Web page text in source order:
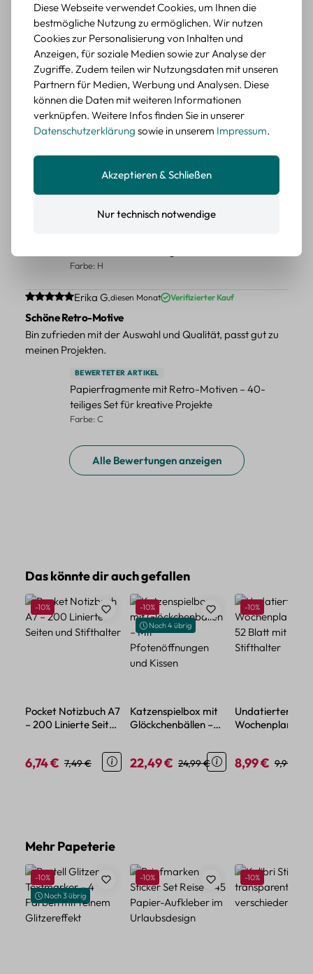
Schöne Motive
Die Sticker passen gut zu meinen Büchern, würde sie
wieder kaufen.
BEWERTETER ARTIKEL
Retro Blumen Sticker Set – 45 Stück mit 15
verschiedene Motive
Farbe: F
Schöne Deko-Teile für meine Bücher, es passt zu meinem
Stiel.
BEWERTETER ARTIKEL
Farbe: H
Durchschnittliche Bewertung von 5 von 5 Sternen
Erika G.diesen Monat Verifizierter Kauf
Schöne Retro-Motive
Bin zufrieden mit der Auswahl und Qualität, passt gut zu
meinen Projekten.
BEWERTETER ARTIKEL
Papierfragmente mit Retro-Motiven – 40-
teiliges Set für kreative Projekte
Farbe: C
Alle Bewertungen anzeigen
Produktgalerie überspringen
Das könnte dir auch gefallen
Rabatt
-10%
Pocket Notizbuch A7
– 200 Linierte Seiten
Verkaufspreis:
6,74 € Regulärer Preis:
7,49 €
Rabatt
-10%
Noch 4 übrig
Katzenspielbox mit
Glöckchenbällen –
Verkaufspreis:
22,49 € Regulärer Preis:
24,99 €
Rabatt
-10%
Undatierter
Wochenplaner
Verkaufspreis:
8,99 € 9,99 €
Produktgalerie überspringen
Mehr Papeterie
Rabatt
-10%
Noch 3 übrig
Rabatt
-10% Rabatt
-10%
Diese Webseite verwendet Cookies, um Ihnen die
bestmögliche Nutzung zu ermöglichen. Wir nutzen
Cookies zur Personalisierung von Inhalten und
Anzeigen, für soziale Medien sowie zur Analyse der
Zugriffe. Zudem teilen wir Nutzungsdaten mit unseren
Partnern für Medien, Werbung und Analysen. Diese
können die Daten mit weiteren Informationen
verknüpfen. Weitere Infos finden Sie in unserer
Datenschutzerklärung sowie in unserem Impressum.
Nur technisch notwendige
Akzeptieren & Schließen